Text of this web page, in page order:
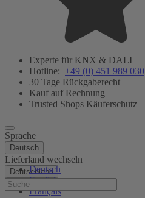
Experte für KNX & DALI
Hotline: +49 (0) 451 989 030
30 Tage Rückgaberecht
Kauf auf Rechnung
Trusted Shops Käuferschutz
Sprache
Deutsch
Deutsch
English
Français
Lieferland wechseln
Deutschland
Hilfe